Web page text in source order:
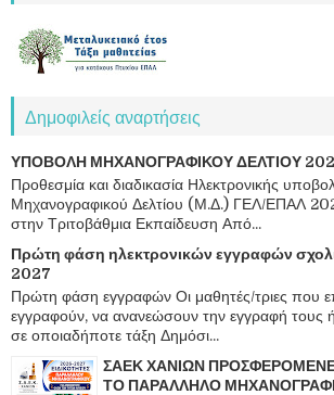
Δημοφιλείς αναρτήσεις
ΥΠΟΒΟΛΗ ΜΗΧΑΝΟΓΡΑΦΙΚΟΥ ΔΕΛΤΙΟΥ
Προθεσμία και διαδικασία Ηλεκτρονικής
Μηχανογραφικού Δελτίου (Μ.Δ.) ΓΕΛ/ΕΠΑΛ
στην Τριτοβάθμια Εκπαίδευση Από...
Πρώτη φάση ηλεκτρονικών εγγραφών
2027
Πρώτη φάση εγγραφών Οι μαθητές/τριες που
εγγραφούν, να ανανεώσουν την εγγραφή τους
σε οποιαδήποτε τάξη Δημόσι...
ΣΑΕΚ ΧΑΝΙΩΝ
ΤΟ ΠΑΡΑΛΛΗΛΟ